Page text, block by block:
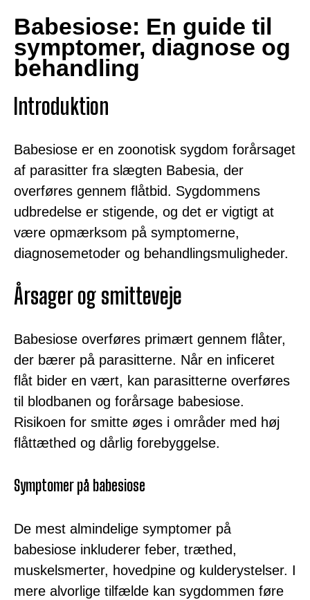
Babesiose: En guide til
symptomer, diagnose og
behandling
Introduktion
Babesiose er en zoonotisk sygdom forårsaget
af parasitter fra slægten Babesia, der
overføres gennem flåtbid. Sygdommens
udbredelse er stigende, og det er vigtigt at
være opmærksom på symptomerne,
diagnosemetoder og behandlingsmuligheder.
Årsager og smitteveje
Babesiose overføres primært gennem flåter,
der bærer på parasitterne. Når en inficeret
flåt bider en vært, kan parasitterne overføres
til blodbanen og forårsage babesiose.
Risikoen for smitte øges i områder med høj
flåttæthed og dårlig forebyggelse.
Symptomer på babesiose
De mest almindelige symptomer på
babesiose inkluderer feber, træthed,
muskelsmerter, hovedpine og kulderystelser. I
mere alvorlige tilfælde kan sygdommen føre